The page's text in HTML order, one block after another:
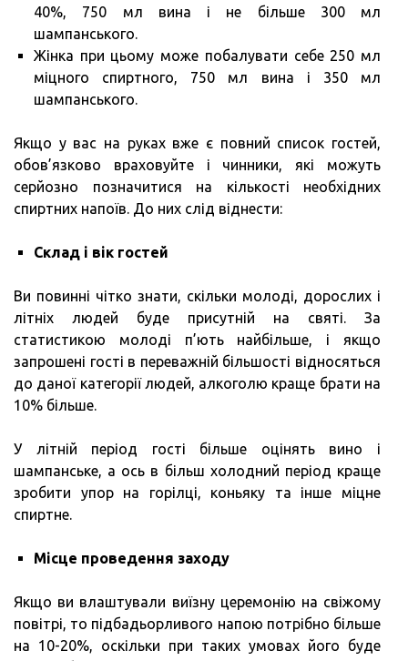
40%, 750 мл вина і не більше 300 мл
шампанського.
Жінка при цьому може побалувати себе 250 мл
міцного спиртного, 750 мл вина і 350 мл
шампанського.
Якщо у вас на руках вже є повний список гостей,
обов’язково враховуйте і чинники, які можуть
серйозно позначитися на кількості необхідних
спиртних напоїв. До них слід віднести:
Склад і вік гостей
Ви повинні чітко знати, скільки молоді, дорослих і
літніх людей буде присутній на святі. За
статистикою молоді п’ють найбільше, і якщо
запрошені гості в переважній більшості відносяться
до даної категорії людей, алкоголю краще брати на
10% більше.
У літній період гості більше оцінять вино і
шампанське, а ось в більш холодний період краще
зробити упор на горілці, коньяку та інше міцне
спиртне.
Місце проведення заходу
Якщо ви влаштували виїзну церемонію на свіжому
повітрі, то підбадьорливого напою потрібно більше
на 10-20%, оскільки при таких умовах його буде